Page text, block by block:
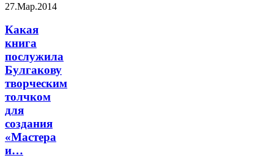
27.Мар.2014
Какая
книга
послужила
Булгакову
творческим
толчком
для
создания
«Мастера
и…